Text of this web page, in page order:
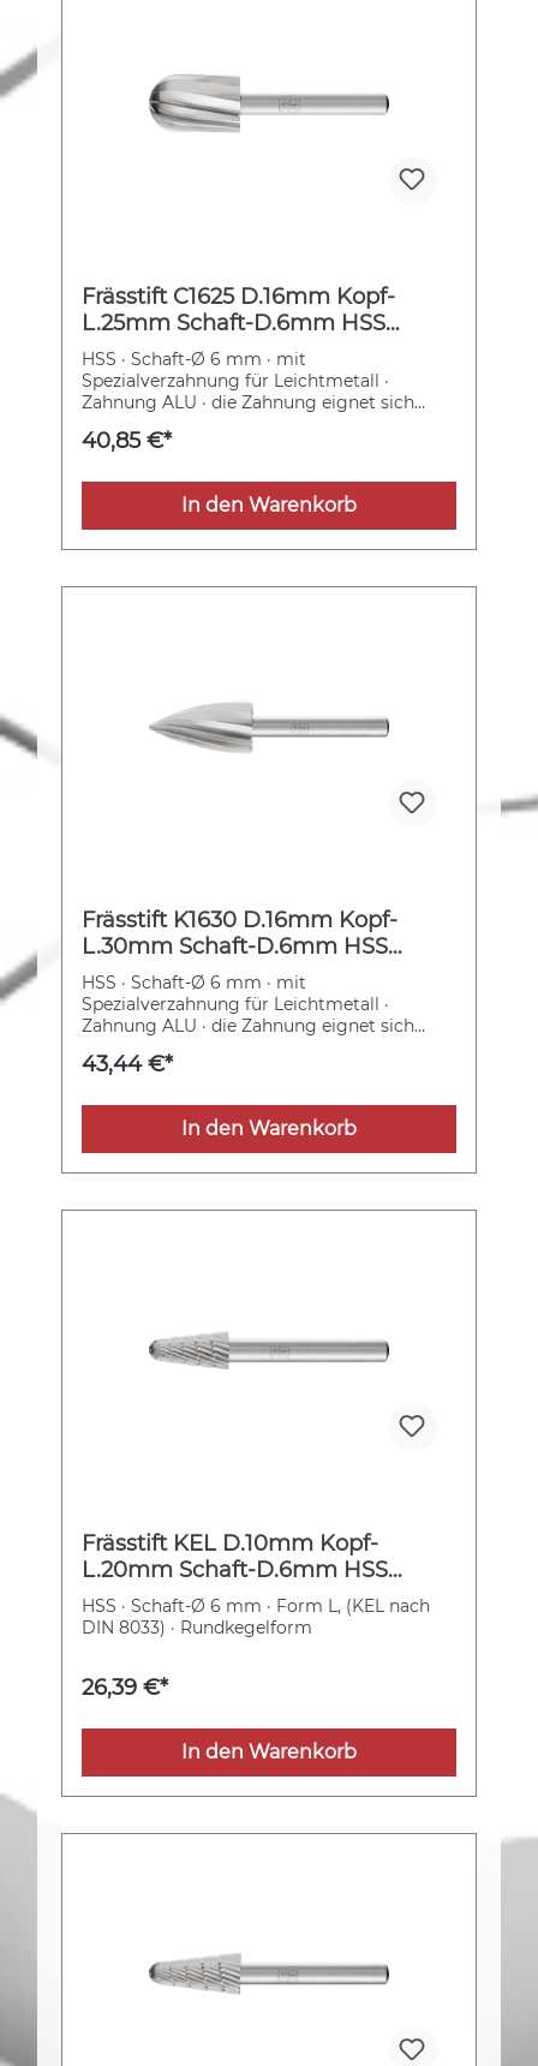
Frässtift C1625 D.16mm Kopf-
L.25mm Schaft-D.6mm HSS
Verz.ALU PFERD
HSS · Schaft-Ø 6 mm · mit
Spezialverzahnung für Leichtmetall ·
Zahnung ALU · die Zahnung eignet sich
weichen NE-Metallen, Messing, Kupfer,
faserverstärkten Kunststoffen und Gummi
40,85 €*
In den Warenkorb
Frässtift K1630 D.16mm Kopf-
L.30mm Schaft-D.6mm HSS
Verz.ALU PFERD
HSS · Schaft-Ø 6 mm · mit
Spezialverzahnung für Leichtmetall ·
Zahnung ALU · die Zahnung eignet sich
weichen NE-Metallen, Messing, Kupfer,
faserverstärkten Kunststoffen und Gummi
43,44 €*
In den Warenkorb
Frässtift KEL D.10mm Kopf-
L.20mm Schaft-D.6mm HSS
Verz.3 PFERD
HSS · Schaft-Ø 6 mm · Form L, (KEL nach
DIN 8033) · Rundkegelform
26,39 €*
In den Warenkorb